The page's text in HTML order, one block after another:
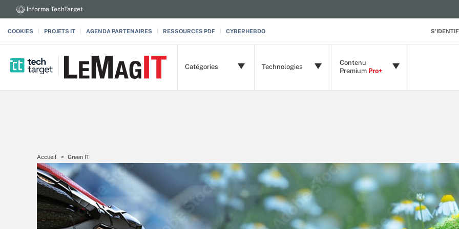
Informa TechTarget
COOKIES PROJETS IT AGENDA PARTENAIRES RESSOURCES PDF CYBERHEBDO
Catégories Technologies
Contenu
Premium Pro+
Accueil Green IT